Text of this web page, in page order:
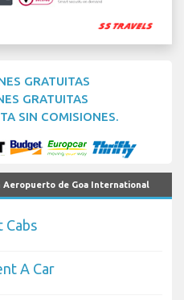
GRATUITAS
GRATUITAS
SIN COMISIONES.
Aeropuerto de Goa International
Cabs
A Car